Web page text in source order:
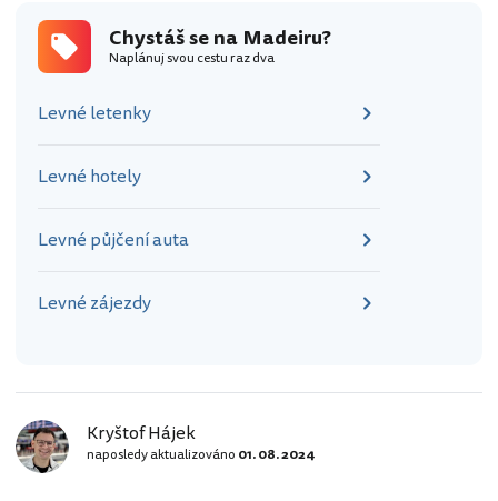
Chystáš se na Madeiru?
Naplánuj svou cestu raz dva
Levné letenky
Levné hotely
Levné půjčení auta
Levné zájezdy
Kryštof Hájek
naposledy aktualizováno 01. 08. 2024